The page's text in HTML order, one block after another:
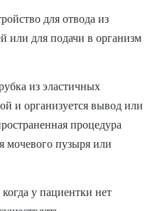
для отвода из
или для подачи в организм
из эластичных
и организуется вывод или
процедура
мочевого пузыря или
когда у пациентки нет